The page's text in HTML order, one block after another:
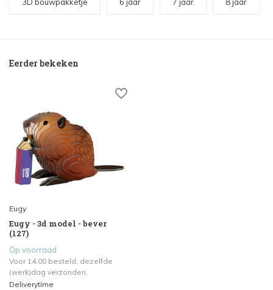
3D bouwpakketje 6 jaar 7 jaar 8 jaar
Eerder bekeken
Eugy
Eugy - 3d model - bever
(127)
Op voorraad
Voor 14.00 besteld, dezelfde
(werk)dag verzonden.
Deliverytime